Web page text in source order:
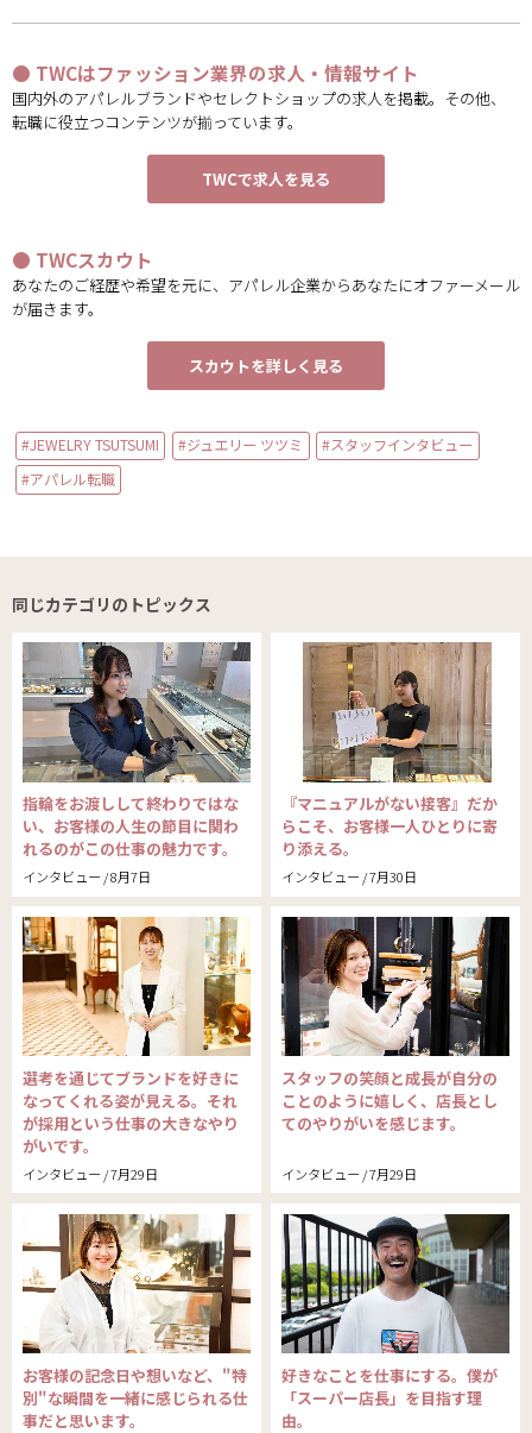
● TWCはファッション業界の求人・情報サイト
国内外のアパレルブランドやセレクトショップの求人を掲載。その他、
転職に役立つコンテンツが揃っています。
TWCで求人を見る
● TWCスカウト
あなたのご経歴や希望を元に、アパレル企業からあなたにオファーメール
が届きます。
スカウトを詳しく見る
#JEWELRY TSUTSUMI #ジュエリー ツツミ
#スタッフインタビュー
#アパレル転職
同じカテゴリのトピックス
インタビュー / 8月7日
指輪をお渡しして終わりではな
い、お客様の人生の節目に関わ
れるのがこの仕事の魅力です。
インタビュー / 7月30日
『マニュアルがない接客』だか
らこそ、お客様一人ひとりに寄
り添える。
インタビュー / 7月29日
選考を通じてブランドを好きに
なってくれる姿が見える。それ
が採用という仕事の大きなやり
がいです。
インタビュー / 7月29日
スタッフの笑顔と成長が自分の
ことのように嬉しく、店長とし
てのやりがいを感じます。
お客様の記念日や想いなど、"特
別"な瞬間を一緒に感じられる仕
事だと思います。
好きなことを仕事にする。僕が
「スーパー店長」を目指す理
由。